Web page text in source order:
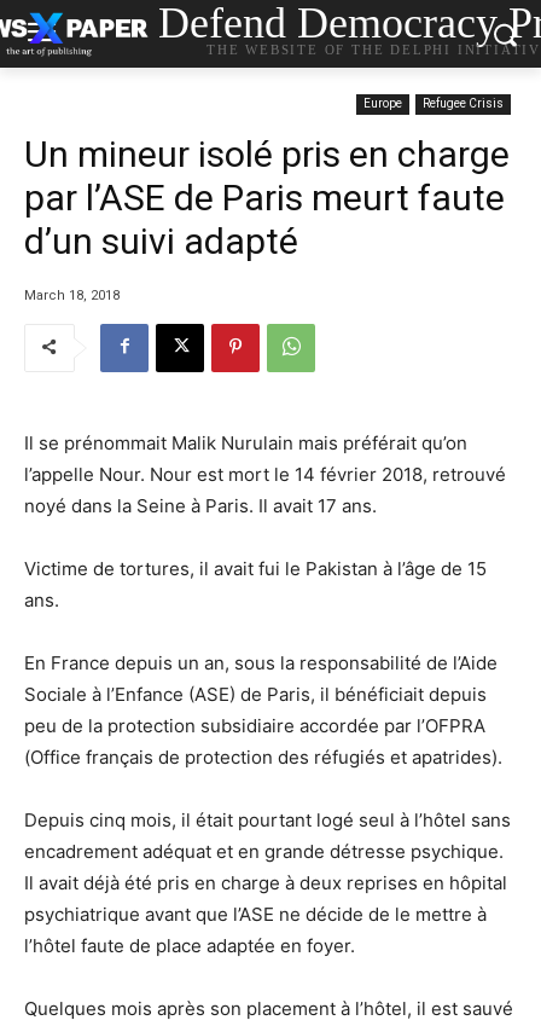
Defend Democracy
THE WEBSITE OF THE DELPHI
Europe Refugee Crisis
Un mineur isolé pris en charge
par l’ASE de Paris meurt faute
d’un suivi adapté
March 18, 2018
Il se prénommait Malik Nurulain mais préférait qu’on
l’appelle Nour. Nour est mort le 14 février 2018, retrouvé
noyé dans la Seine à Paris. Il avait 17 ans.
Victime de tortures, il avait fui le Pakistan à l’âge de 15
ans.
En France depuis un an, sous la responsabilité de l’Aide
Sociale à l’Enfance (ASE) de Paris, il bénéficiait depuis
peu de la protection subsidiaire accordée par l’OFPRA
(Office français de protection des réfugiés et apatrides).
Depuis cinq mois, il était pourtant logé seul à l’hôtel sans
encadrement adéquat et en grande détresse psychique.
Il avait déjà été pris en charge à deux reprises en hôpital
psychiatrique avant que l’ASE ne décide de le mettre à
l’hôtel faute de place adaptée en foyer.
Quelques mois après son placement à l’hôtel, il est sauvé